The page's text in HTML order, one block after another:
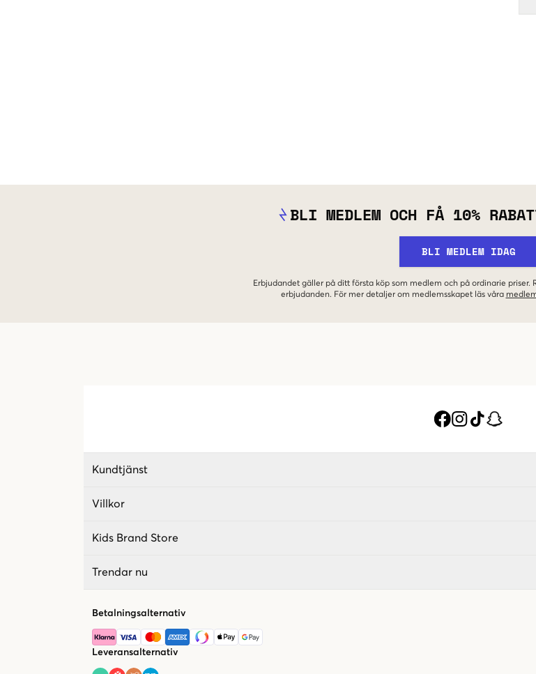
BLI MEDLEM OCH FÅ 10%
BLI MEDLEM IDAG
Erbjudandet gäller på ditt första köp som medlem och på ordinarie
erbjudanden. För mer detaljer om medlemsskapet läs våra
Kundtjänst
Villkor
Kids Brand Store
Trendar nu
Betalningsalternativ
Leveransalternativ